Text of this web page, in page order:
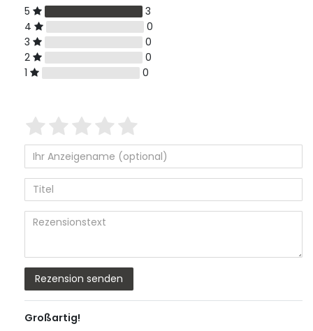
5
3
4
0
3
0
2
0
1
0
Bewertungssterne
von
5
4
von
5
3
von
5
Bewertungssternen
2
von
5
Bewertungssternen
1
von
5
Bewertungssternen
Anzeigename
(optional)
Titel
Rezensionstext
Rezension senden
Großartig!